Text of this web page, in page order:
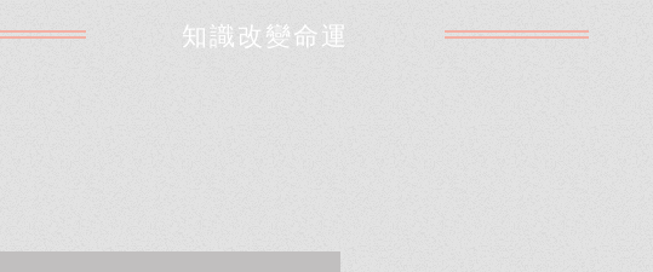
​知識改變命運